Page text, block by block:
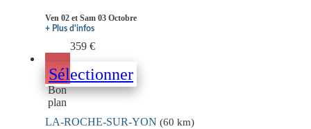
Ven 02 et Sam 03 Octobre
+ Plus d'infos
359 €
Sélectionner
Bon
plan
LA-ROCHE-SUR-YON (60 km)